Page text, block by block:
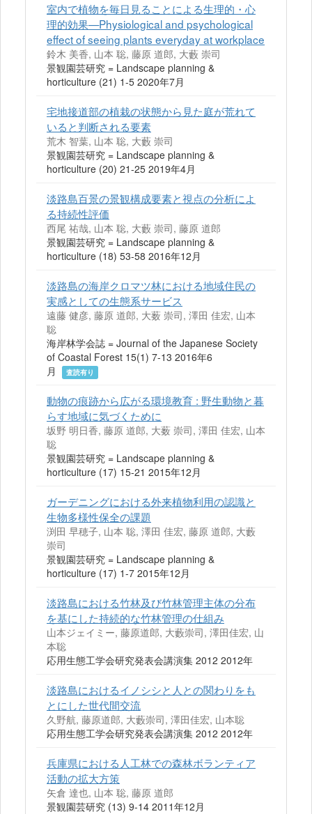
室内で植物を毎日見ることによる生理的・心
理的効果—Physiological and psychological
effect of seeing plants everyday at workplace
鈴木 美香, 山本 聡, 藤原 道郎, 大藪 崇司
景観園芸研究 = Landscape planning &
horticulture (21) 1-5 2020年7月
宅地接道部の植栽の状態から見た庭が荒れて
いると判断される要素
荒木 智葉, 山本 聡, 大藪 崇司
景観園芸研究 = Landscape planning &
horticulture (20) 21-25 2019年4月
淡路島百景の景観構成要素と視点の分析によ
る持続性評価
西尾 祐哉, 山本 聡, 大藪 崇司, 藤原 道郎
景観園芸研究 = Landscape planning &
horticulture (18) 53-58 2016年12月
淡路島の海岸クロマツ林における地域住民の
実感としての生態系サービス
遠藤 健彦, 藤原 道郎, 大薮 崇司, 澤田 佳宏, 山本
聡
海岸林学会誌 = Journal of the Japanese Society
of Coastal Forest 15(1) 7-13 2016年6
月
査読有り
動物の痕跡から広がる環境教育 : 野生動物と暮
らす地域に気づくために
坂野 明日香, 藤原 道郎, 大薮 崇司, 澤田 佳宏, 山本
聡
景観園芸研究 = Landscape planning &
horticulture (17) 15-21 2015年12月
ガーデニングにおける外来植物利用の認識と
生物多様性保全の課題
渕田 早穂子, 山本 聡, 澤田 佳宏, 藤原 道郎, 大藪
崇司
景観園芸研究 = Landscape planning &
horticulture (17) 1-7 2015年12月
淡路島における竹林及び竹林管理主体の分布
を基にした持続的な竹林管理の仕組み
山本ジェイミー, 藤原道郎, 大藪崇司, 澤田佳宏, 山
本聡
応用生態工学会研究発表会講演集 2012 2012年
淡路島におけるイノシシと人との関わりをも
とにした世代間交流
久野航, 藤原道郎, 大藪崇司, 澤田佳宏, 山本聡
応用生態工学会研究発表会講演集 2012 2012年
兵庫県における人工林での森林ボランティア
活動の拡大方策
矢倉 達也, 山本 聡, 藤原 道郎
景観園芸研究 (13) 9-14 2011年12月